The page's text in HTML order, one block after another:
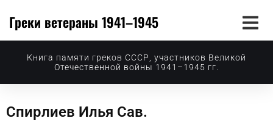
Греки ветераны 1941–1945
Книга памяти греков СССР, участников Великой
Отечественной войны 1941–1945 гг.
Спирлиев Илья Сав.